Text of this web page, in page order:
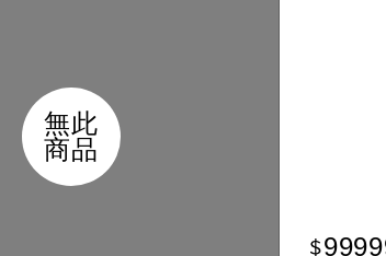
無此
商品